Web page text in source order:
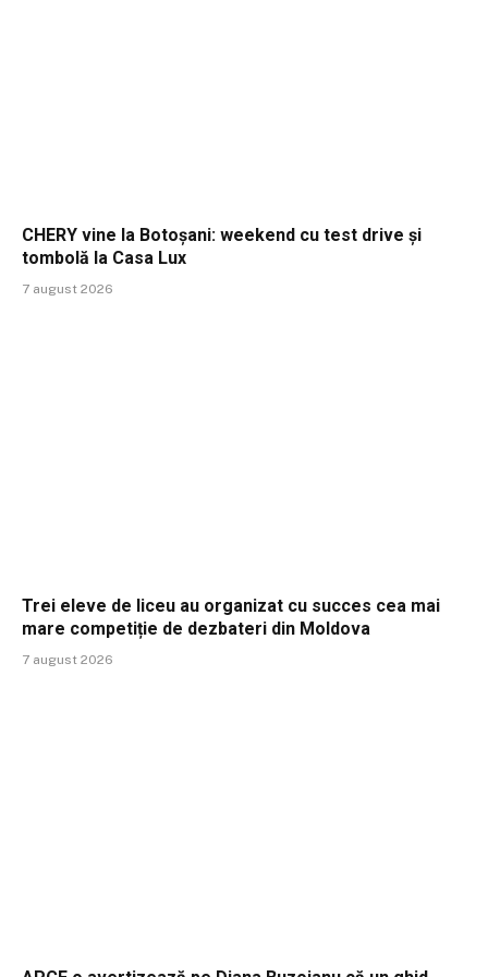
CHERY vine la Botoșani: weekend cu test drive și
tombolă la Casa Lux
7 august 2026
Trei eleve de liceu au organizat cu succes cea mai
mare competiție de dezbateri din Moldova
7 august 2026